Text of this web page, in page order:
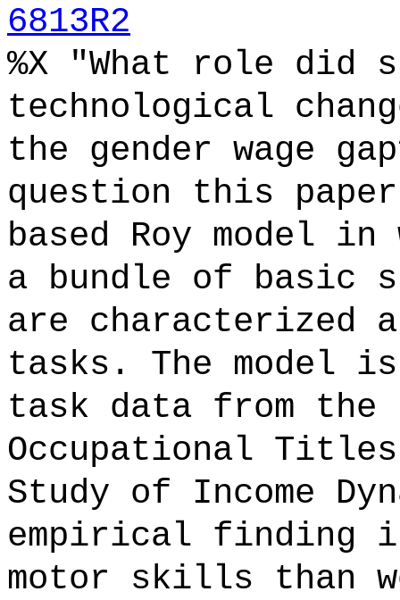
6813R2
%X "What role did
technological
the gender wage
question this
based Roy model in
a bundle of basic
are characterized
tasks. The model
task data from
Occupational
Study of Income
empirical finding
motor skills than